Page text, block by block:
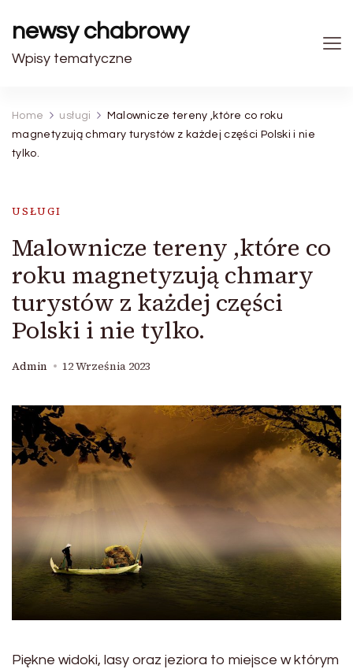
newsy chabrowy
Wpisy tematyczne
Home usługi
Malownicze tereny ,które co roku
magnetyzują chmary turystów z każdej części Polski i nie
tylko.
USŁUGI
Malownicze tereny ,które co
roku magnetyzują chmary
turystów z każdej części
Polski i nie tylko.
Admin 12 Września 2023
Piękne widoki, lasy oraz jeziora to miejsce w którym